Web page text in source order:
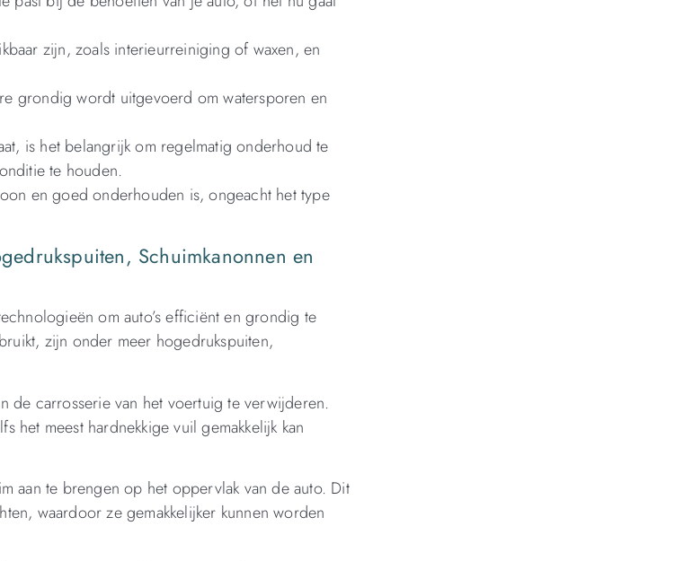
zijn, zoals interieurreiniging of waxen, en
grondig wordt uitgevoerd om watersporen en
is het belangrijk om regelmatig onderhoud te
te houden.
en goed onderhouden is, ongeacht het type
Schuimkanonnen en
om auto’s efficiënt en grondig te
zijn onder meer hogedrukspuiten,
de carrosserie van het voertuig te verwijderen.
het meest hardnekkige vuil gemakkelijk kan
aan te brengen op het oppervlak van de auto. Dit
waardoor ze gemakkelijker kunnen worden